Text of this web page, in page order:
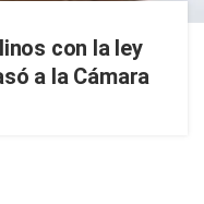
con la ley
a la Cámara